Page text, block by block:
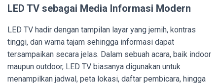
LED TV sebagai Media Informasi Modern
LED TV hadir dengan tampilan layar yang jernih, kontras
tinggi, dan warna tajam sehingga informasi dapat
tersampaikan secara jelas. Dalam sebuah acara, baik indoor
maupun outdoor, LED TV biasanya digunakan untuk
menampilkan jadwal, peta lokasi, daftar pembicara, hingga